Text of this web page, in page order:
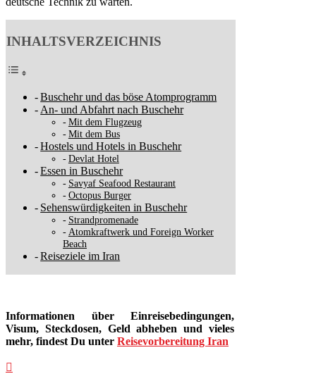
INHALTSVERZEICHNIS
Buschehr und das böse Atomprogramm
An- und Abfahrt nach Buschehr
Mit dem Flugzeug
Mit dem Bus
Hostels und Hotels in Buschehr
Devlat Hotel
Essen in Buschehr
Savyaf Seafood Restaurant
Octopus Burger
Sehenswürdigkeiten in Buschehr
Strandpromenade
Atomkraftwerk und Foreign Worker
Beach
Reiseziele im Iran
Informationen über Einreisebedingungen,
Visum, Steckdosen, Geld abheben und vieles
mehr, findest Du unter Reisevorbereitung Iran
